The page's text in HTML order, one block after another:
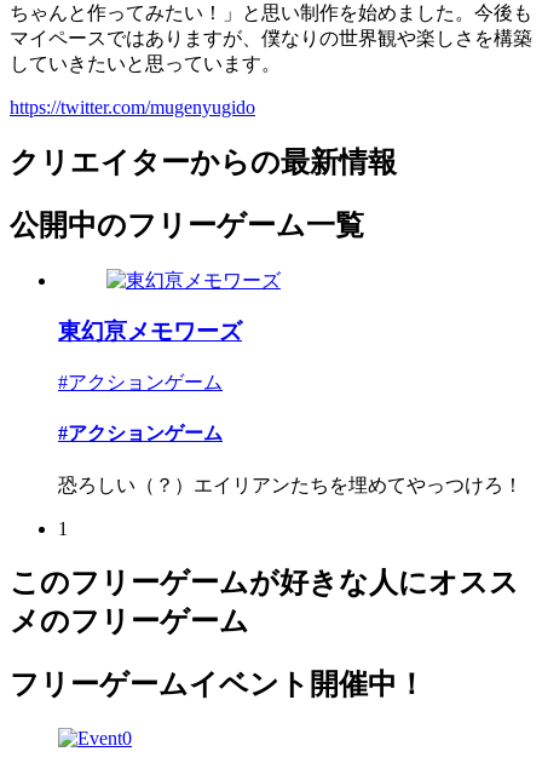
ちゃんと作ってみたい！」と思い制作を始めました。今後も
マイペースではありますが、僕なりの世界観や楽しさを構築
していきたいと思っています。
https://twitter.com/mugenyugido
クリエイターからの最新情報
公開中のフリーゲーム一覧
東幻亰メモワーズ
#アクションゲーム
#アクションゲーム
恐ろしい（？）エイリアンたちを埋めてやっつけろ！
1
このフリーゲームが好きな人にオスス
メのフリーゲーム
フリーゲームイベント開催中！